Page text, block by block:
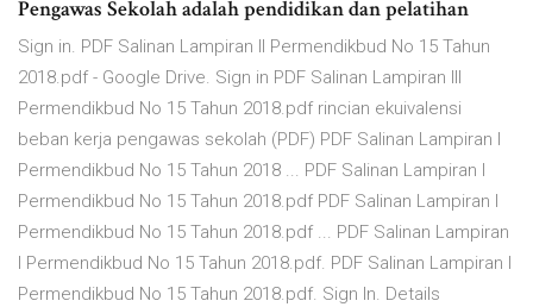
Pengawas Sekolah adalah pendidikan dan pelatihan
Sign in. PDF Salinan Lampiran II Permendikbud No 15 Tahun
2018.pdf - Google Drive. Sign in PDF Salinan Lampiran III
Permendikbud No 15 Tahun 2018.pdf rincian ekuivalensi
beban kerja pengawas sekolah (PDF) PDF Salinan Lampiran I
Permendikbud No 15 Tahun 2018 ... PDF Salinan Lampiran I
Permendikbud No 15 Tahun 2018.pdf PDF Salinan Lampiran I
Permendikbud No 15 Tahun 2018.pdf ... PDF Salinan Lampiran
I Permendikbud No 15 Tahun 2018.pdf. PDF Salinan Lampiran I
Permendikbud No 15 Tahun 2018.pdf. Sign In. Details